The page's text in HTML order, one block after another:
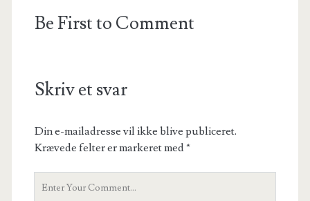
Be First to Comment
Skriv et svar
Din e-mailadresse vil ikke blive publiceret.
Krævede felter er markeret med*
Your